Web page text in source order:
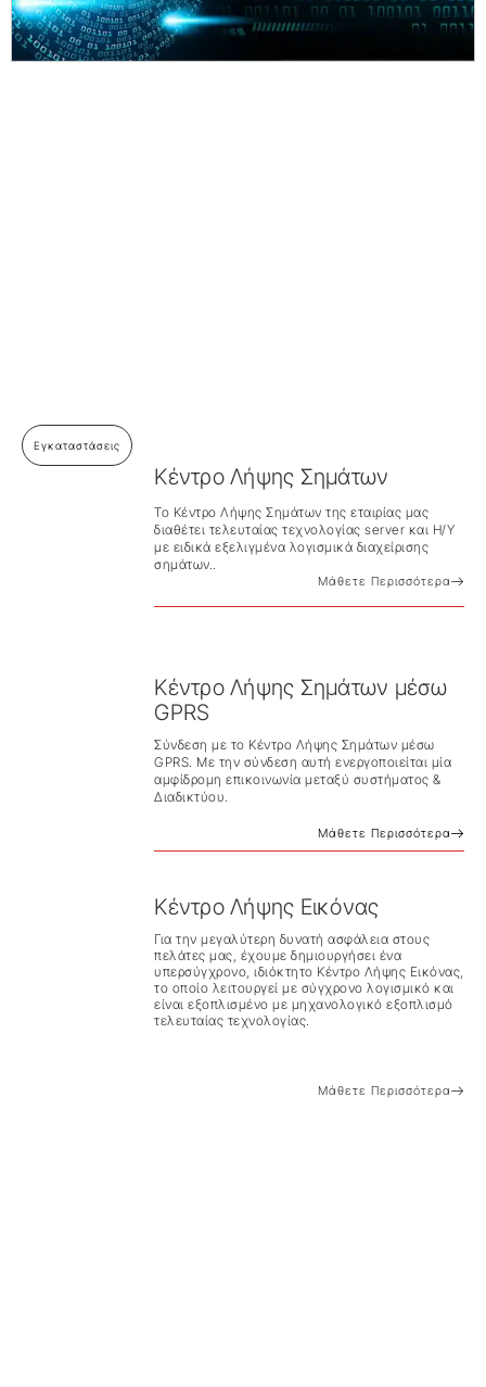
Εγκαταστάσεις
Κέντρο Λήψης Σημάτων
Το Κέντρο Λήψης Σημάτων της εταιρίας μας
διαθέτει τελευταίας τεχνολογίας server και Η/Υ
με ειδικά εξελιγμένα λογισμικά διαχείρισης
σημάτων..
Μάθετε Περισσότερα
Κέντρο Λήψης Σημάτων μέσω
GPRS
Σύνδεση με το Κέντρο Λήψης Σημάτων μέσω
GPRS. Με την σύνδεση αυτή ενεργοποιείται μία
αμφίδρομη επικοινωνία μεταξύ συστήματος &
Διαδικτύου.
Μάθετε Περισσότερα
Κέντρο Λήψης Εικόνας
Για την μεγαλύτερη δυνατή ασφάλεια στους
πελάτες μας, έχουμε δημιουργήσει ένα
υπερσύγχρονο, ιδιόκτητο Κέντρο Λήψης Εικόνας,
το οποίο λειτουργεί με σύγχρονο λογισμικό και
είναι εξοπλισμένο με μηχανολογικό εξοπλισμό
τελευταίας τεχνολογίας.
Μάθετε Περισσότερα